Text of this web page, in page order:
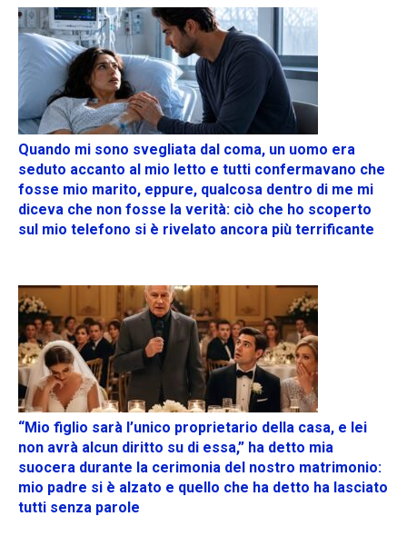
Quando mi sono svegliata dal coma, un uomo era
seduto accanto al mio letto e tutti confermavano che
fosse mio marito, eppure, qualcosa dentro di me mi
diceva che non fosse la verità: ciò che ho scoperto
sul mio telefono si è rivelato ancora più terrificante
“Mio figlio sarà l’unico proprietario della casa, e lei
non avrà alcun diritto su di essa,” ha detto mia
suocera durante la cerimonia del nostro matrimonio:
mio padre si è alzato e quello che ha detto ha lasciato
tutti senza parole